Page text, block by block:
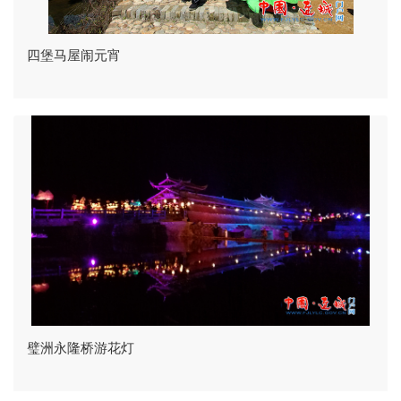
四堡马屋闹元宵
璧洲永隆桥游花灯